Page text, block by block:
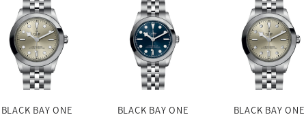
BLACK BAY ONE
BLACK BAY ONE
BLACK BAY ONE